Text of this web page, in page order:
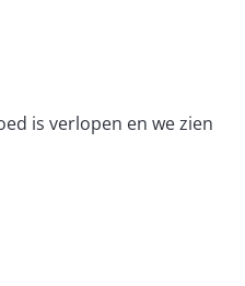
is verlopen en we zien